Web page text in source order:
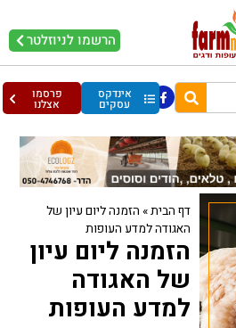
הרשמו לניוזלטר
אינדקס
עסקים
פרסמו
אצלנו
דף הבית» הזמנה ליום עיון של
האגודה למדע העופות
הזמנה ליום עיון
של האגודה
למדע העופות